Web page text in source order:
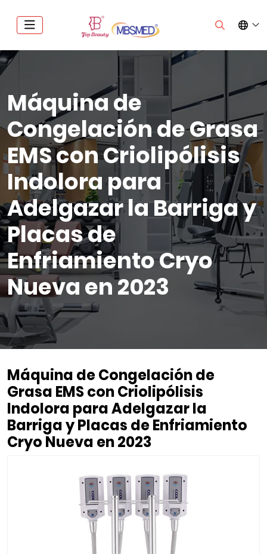
Máquina de
Congelación de Grasa
EMS con Criolipólisis
Indolora para
Adelgazar la Barriga y
Placas de
Enfriamiento Cryo
Nueva en 2023
Máquina de Congelación de
Grasa EMS con Criolipólisis
Indolora para Adelgazar la
Barriga y Placas de Enfriamiento
Cryo Nueva en 2023